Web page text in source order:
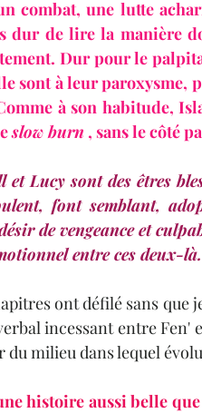
combat, une lutte
dur de lire la manière
Dur pour le
sont à leur paroxysme,
à son habitude,
slow burn , sans le côté
et Lucy sont des êtres
font semblant,
de vengeance et
entre ces deux-là.
ont défilé sans que
incessant entre Fen'
du milieu dans lequel
histoire aussi belle